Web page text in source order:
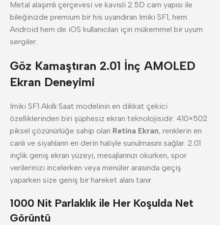
Metal alaşımlı çerçevesi ve kavisli 2.5D cam yapısı ile
bileğinizde premium bir his uyandıran Imiki SF1, hem
Android hem de iOS kullanıcıları için mükemmel bir uyum
sergiler.
Göz Kamaştıran 2.01 İnç AMOLED
Ekran Deneyimi
Imiki SF1 Akıllı Saat modelinin en dikkat çekici
özelliklerinden biri şüphesiz ekran teknolojisidir. 410×502
piksel çözünürlüğe sahip olan Retina Ekran, renklerin en
canlı ve siyahların en derin haliyle sunulmasını sağlar. 2.01
inçlik geniş ekran yüzeyi, mesajlarınızı okurken, spor
verilerinizi incelerken veya menüler arasında geçiş
yaparken size geniş bir hareket alanı tanır.
1000 Nit Parlaklık ile Her Koşulda Net
Görüntü